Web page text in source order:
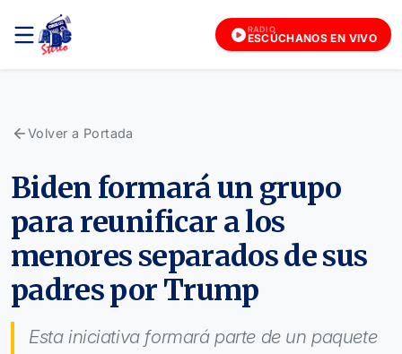
RADIO
ESCÚCHANOS EN VIVO
Volver a Portada
Biden formará un grupo
para reunificar a los
menores separados de sus
padres por Trump
Esta iniciativa formará parte de un paquete